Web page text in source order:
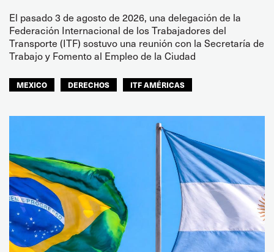
El pasado 3 de agosto de 2026, una delegación de la
Federación Internacional de los Trabajadores del
Transporte (ITF) sostuvo una reunión con la Secretaría de
Trabajo y Fomento al Empleo de la Ciudad
MEXICO DERECHOS ITF AMÉRICAS